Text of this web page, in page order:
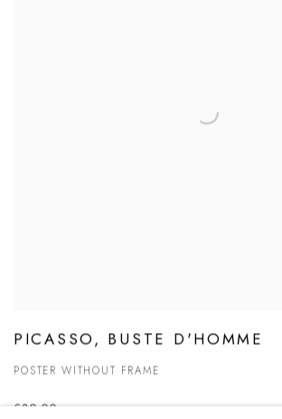
PICASSO, BUSTE D'HOMME
POSTER WITHOUT FRAME
€30.00